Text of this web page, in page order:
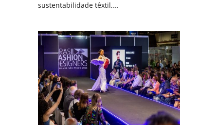
sustentabilidade têxtil,...